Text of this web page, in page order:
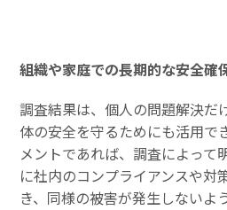
組織や家庭での長期的な安全確
調査結果は、個人の問題解決だ
体の安全を守るためにも活用で
メントであれば、調査によって
に社内のコンプライアンスや対
き、同様の被害が発生しないよ